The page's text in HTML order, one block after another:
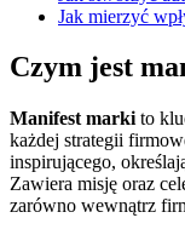
Jak mierzyć
Czym jest
Manifest marki to
każdej strategii
inspirującego,
Zawiera misję oraz
zarówno wewnątrz